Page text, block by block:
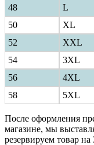
48
L
50
XL
52
XXL
54
3XL
56
4XL
58
5XL
После оформления
магазине, мы
резервируем товар на